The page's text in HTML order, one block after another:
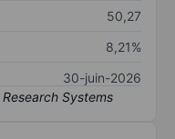
50,27
8,21%
30-juin-2026